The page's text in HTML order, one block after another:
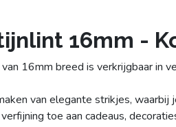
16mm -
16mm breed is verkrijgbaar in
van elegante strikjes,
toe aan cadeaus,